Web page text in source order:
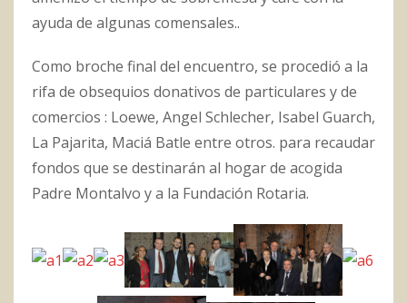
ayuda de algunas comensales..
Como broche final del encuentro, se procedió a la
rifa de obsequios donativos de particulares y de
comercios : Loewe, Angel Schlecher, Isabel Guarch,
La Pajarita, Maciá Batle entre otros. para recaudar
fondos que se destinarán al hogar de acogida
Padre Montalvo y a la Fundación Rotaria.